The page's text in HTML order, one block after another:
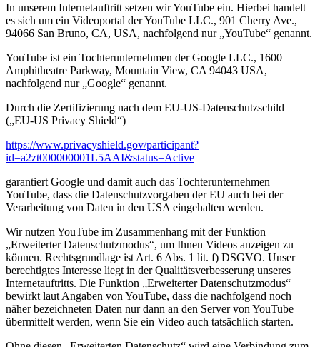
In unserem Internetauftritt setzen wir YouTube ein. Hierbei handelt
es sich um ein Videoportal der YouTube LLC., 901 Cherry Ave.,
94066 San Bruno, CA, USA, nachfolgend nur „YouTube“ genannt.
YouTube ist ein Tochterunternehmen der Google LLC., 1600
Amphitheatre Parkway, Mountain View, CA 94043 USA,
nachfolgend nur „Google“ genannt.
Durch die Zertifizierung nach dem EU-US-Datenschutzschild
(„EU-US Privacy Shield“)
https://www.privacyshield.gov/participant?
id=a2zt000000001L5AAI&status=Active
garantiert Google und damit auch das Tochterunternehmen
YouTube, dass die Datenschutzvorgaben der EU auch bei der
Verarbeitung von Daten in den USA eingehalten werden.
Wir nutzen YouTube im Zusammenhang mit der Funktion
„Erweiterter Datenschutzmodus“, um Ihnen Videos anzeigen zu
können. Rechtsgrundlage ist Art. 6 Abs. 1 lit. f) DSGVO. Unser
berechtigtes Interesse liegt in der Qualitätsverbesserung unseres
Internetauftritts. Die Funktion „Erweiterter Datenschutzmodus“
bewirkt laut Angaben von YouTube, dass die nachfolgend noch
näher bezeichneten Daten nur dann an den Server von YouTube
übermittelt werden, wenn Sie ein Video auch tatsächlich starten.